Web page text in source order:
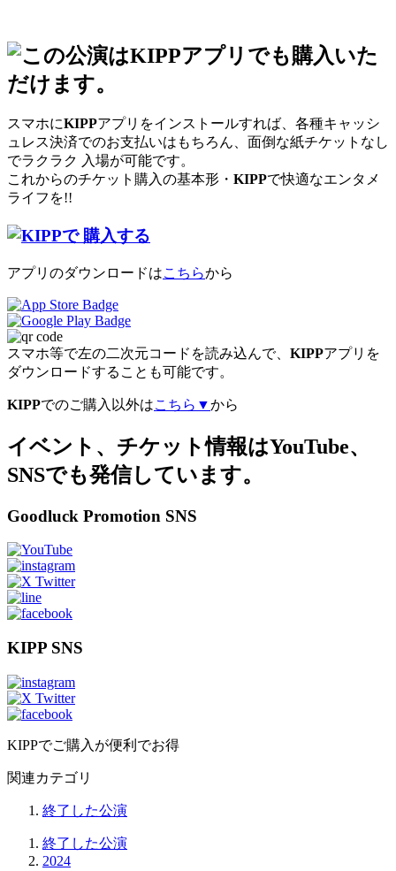
スマホにKIPPアプリをインストールすれば、各種キャッシ
ュレス決済でのお支払いはもちろん、面倒な紙チケットなし
でラクラク 入場が可能です。
これからのチケット購入の基本形・ KIPPで快適なエンタメ
ライフを!!
アプリのダウンロードはこちらから
スマホ等で左の二次元コードを読み込んで、 KIPPアプリを
ダウンロードすることも可能です。
KIPPでのご購入以外はこちら▼から
イベント、チケット情報はYouTube、
SNSでも発信しています。
Goodluck Promotion SNS
KIPP SNS
KIPPでご購入が便利でお得
関連カテゴリ
終了した公演
終了した公演
2024